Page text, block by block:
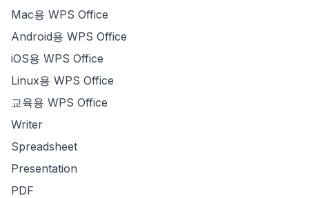
Mac용 WPS Office
Android용 WPS Office
iOS용 WPS Office
Linux용 WPS Office
교육용 WPS Office
Writer
Spreadsheet
Presentation
PDF